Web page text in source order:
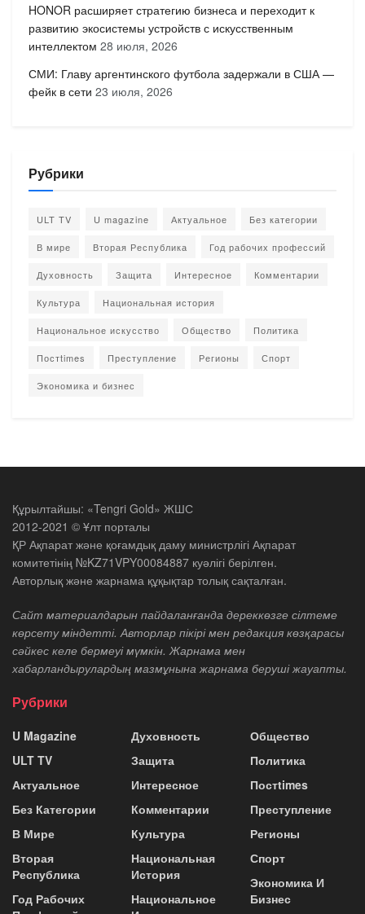
HONOR расширяет стратегию бизнеса и переходит к
развитию экосистемы устройств с искусственным
интеллектом 28 июля, 2026
СМИ: Главу аргентинского футбола задержали в США —
фейк в сети 23 июля, 2026
Рубрики
ULT TV U magazine Актуальное Без категории
В мире Вторая Республика Год рабочих профессий
Духовность Защита Интересное Комментарии
Культура Национальная история
Национальное искусство Общество Политика
Постtimes Преступление Регионы Спорт
Экономика и бизнес
Құрылтайшы: «Tengri Gold» ЖШС
2012-2021 © Ұлт порталы
ҚР Ақпарат және қоғамдық даму министрлігі Ақпарат
комитетінің №KZ71VPY00084887 куәлігі берілген.
Авторлық және жарнама құқықтар толық сақталған.
Сайт материалдарын пайдаланғанда дереккөзге сілтеме
көрсету міндетті. Авторлар пікірі мен редакция көзқарасы
сәйкес келе бермеуі мүмкін. Жарнама мен
хабарландырулардың мазмұнына жарнама беруші жауапты.
Рубрики
U Magazine
ULT TV
Актуальное
Без Категории
В Мире
Вторая
Республика
Год Рабочих
Духовность
Защита
Интересное
Комментарии
Культура
Национальная
История
Национальное
Общество
Политика
Постtimes
Преступление
Регионы
Спорт
Экономика И
Бизнес